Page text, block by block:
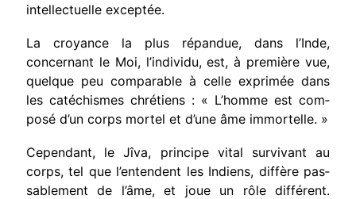
intellectuelle exceptée.
La croyance la plus répandue, dans l’Inde,
concernant le Moi, l’individu, est, à première vue,
quelque peu comparable à celle exprimée dans
les catéchismes chrétiens : « L’homme est com­
posé d’un corps mortel et d’une âme immor­telle. »
Cependant, le Jîva, principe vital survivant au
corps, tel que l’entendent les Indiens, diffère pas­
sablement de l’âme, et joue un rôle différent.